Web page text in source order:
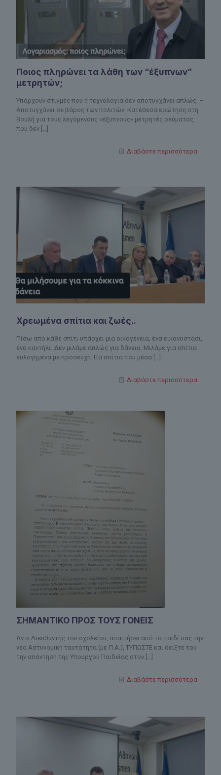
Ποιος πληρώνει τα λάθη των “έξυπνων”
μετρητών;
Υπάρχουν στιγμές που η τεχνολογία δεν αποτυγχάνει απλώς. –
Αποτυγχάνει σε βάρος των πολιτών. Κατέθεσα ερώτηση στη
Βουλή για τους λεγόμενους «έξυπνους» μετρητές ρεύματος:
που δεν […]
Διαβάστε περισσότερα
Χρεωμένα σπίτια και ζωές..
Πίσω από κάθε σπίτι υπάρχει μια οικογένεια, ένα εικονοστάσι,
ένα καντήλι. Δεν μιλάμε απλώς για δάνεια. Μιλάμε για σπίτια
ευλογημένα με προσευχή. Για σπίτια που μέσα […]
Διαβάστε περισσότερα
ΣΗΜΑΝΤΙΚΟ ΠΡΟΣ ΤΟΥΣ ΓΟΝΕΙΣ
Αν ο Διευθυντής του σχολείου, απαιτήσει από το παιδί σας την
νέα Αστυνομική ταυτότητα (με Π.Α.), ΤΥΠΩΣΤΕ και δείξτε του
την απάντηση της Υπουργού Παιδείας στον […]
Διαβάστε περισσότερα